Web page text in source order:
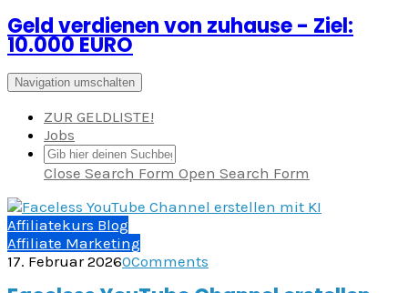
Zum
Inhalt
springen
Geld verdienen von zuhause - Ziel:
10.000 EURO
Navigation umschalten
ZUR GELDLISTE!
Jobs
Close Search Form Open Search Form
Affiliatekurs Blog
Affiliate Marketing
17. Februar 20260Comments